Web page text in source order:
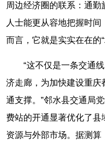
周边经济圈的联系：通
人士能更从容地把握时
而言，它就是实实在在的“
“这不仅是一条交通
济走廊，为加快建设重
通支撑。”邻水县交通局
费站的开通显著优化了
资源与外部市场。据测